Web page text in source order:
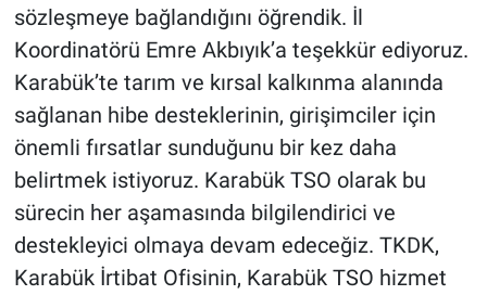
sözleşmeye bağlandığını öğrendik. İl
Koordinatörü Emre Akbıyık’a teşekkür ediyoruz.
Karabük’te tarım ve kırsal kalkınma alanında
sağlanan hibe desteklerinin, girişimciler için
önemli fırsatlar sunduğunu bir kez daha
belirtmek istiyoruz. Karabük TSO olarak bu
sürecin her aşamasında bilgilendirici ve
destekleyici olmaya devam edeceğiz. TKDK,
Karabük İrtibat Ofisinin, Karabük TSO hizmet